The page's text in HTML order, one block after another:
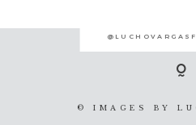
© IMAGES BY